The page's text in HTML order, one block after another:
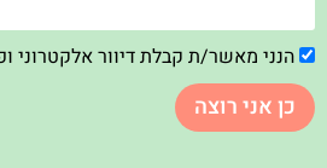
הנני מאשר/ת קבלת דיוור אלקטרוני
כן אני רוצה